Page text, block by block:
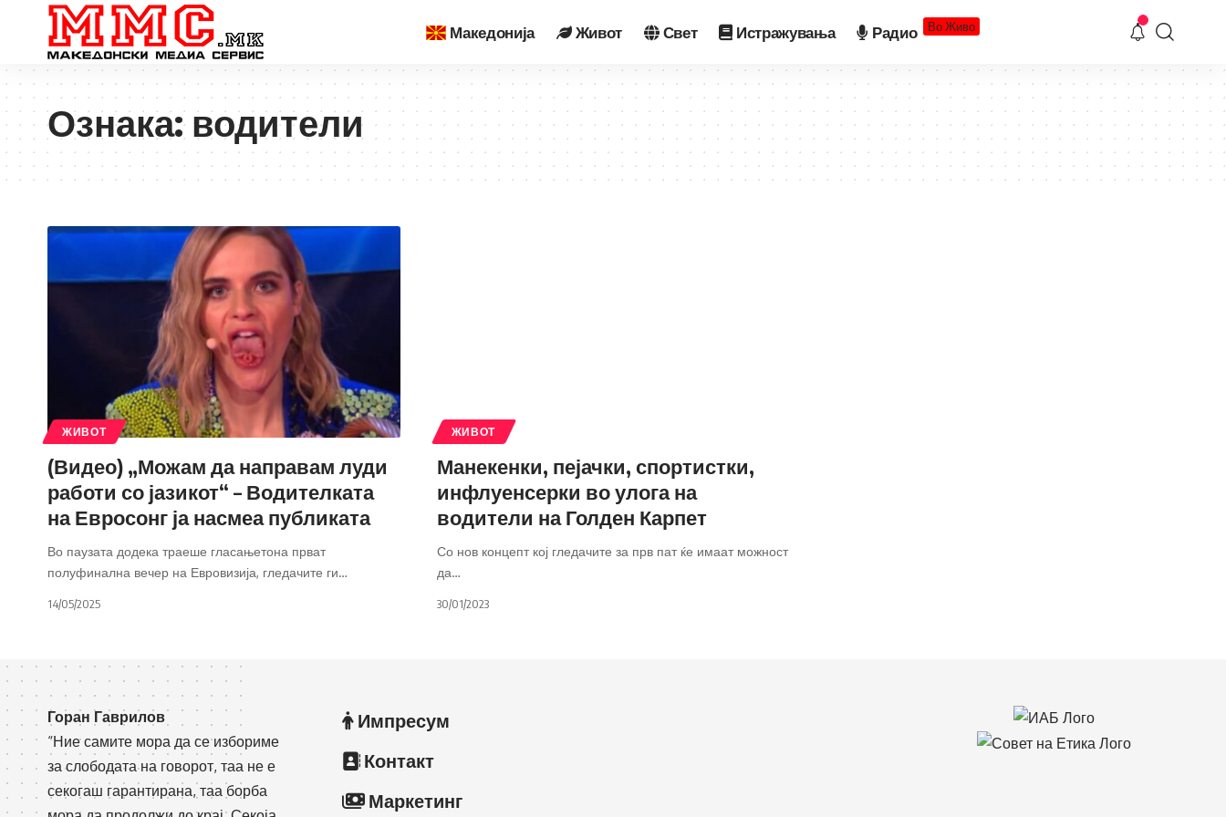
Македонија Живот Свет Истражувања Радио Во Живо
Ознака:водители
ЖИВОТ
(Видео) „Можам да направам луди
работи со јазикот“ – Водителката
на Евросонг ја насмеа публиката
Во паузата додека траеше гласањетона прват
полуфинална вечер на Евровизија, гледачите ги…
14/05/2025
ЖИВОТ
Манекенки, пејачки, спортистки,
инфлуенсерки во улога на
водители на Голден Карпет
Со нов концепт кој гледачите за прв пат ќе имаат можност
да…
30/01/2023
Горан Гаврилов
“Ние самите мора да се избориме
за слободата на говорот, таа не е
секогаш гарантирана, таа борба
Импресум
Контакт
Маркетинг